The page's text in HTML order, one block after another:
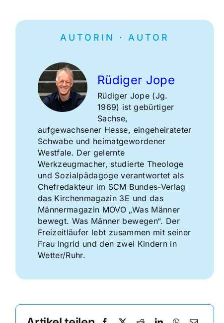
AUTORIN · AUTOR
Rüdiger Jope
Rüdiger Jope (Jg.
1969) ist gebürtiger
Sachse,
aufgewachsener Hesse, eingeheirateter
Schwabe und heimatgewordener
Westfale. Der gelernte
Werkzeugmacher, studierte Theologe
und Sozialpädagoge verantwortet als
Chefredakteur im SCM Bundes-Verlag
das Kirchenmagazin 3E und das
Männermagazin MOVO „Was Männer
bewegt. Was Männer bewegen“. Der
Freizeitläufer lebt zusammen mit seiner
Frau Ingrid und den zwei Kindern in
Wetter/Ruhr.